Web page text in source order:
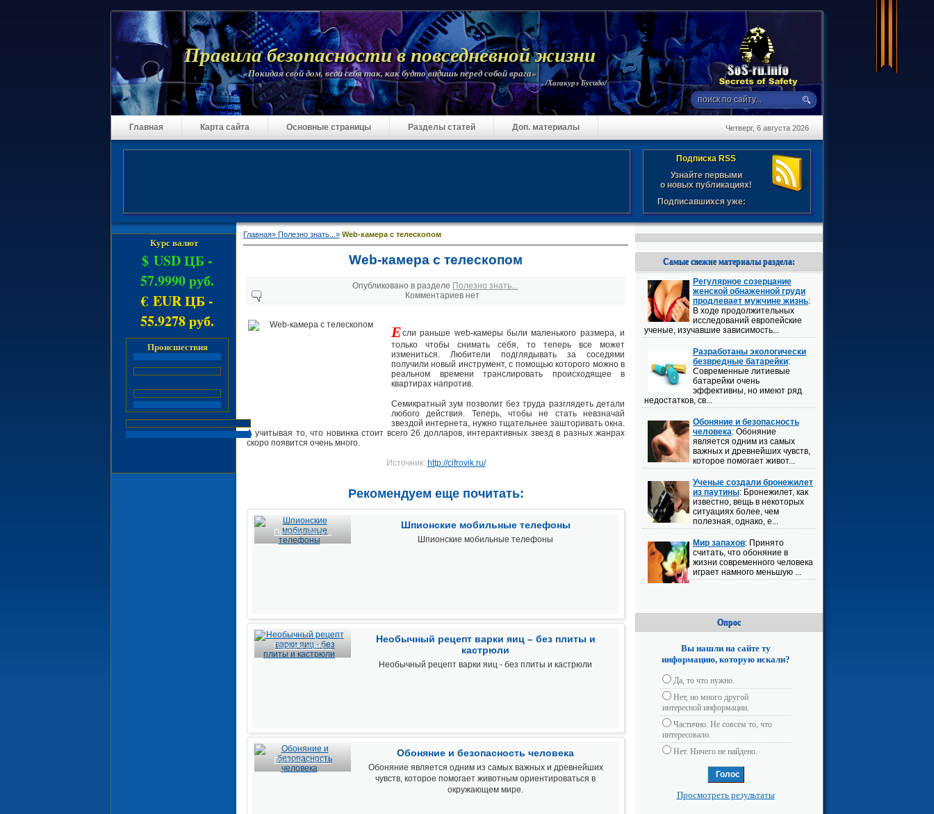
Подписка RSS
Узнайте первыми
о новых публикациях!
Подписавшихся уже:
Главная» Полезно знать...» Web-камера с телескопом
Web-камера с телескопом
Опубликовано в разделе Полезно знать...
Комментариев нет
Если раньше web-камеры были маленького размера, и
только чтобы снимать себя, то теперь все может
измениться. Любители подглядывать за соседями
получили новый инструмент, с помощью которого можно в
реальном времени транслировать происходящее в
квартирах напротив.
Семикратный зум позволит без труда разглядеть детали
любого действия. Теперь, чтобы не стать невзначай
звездой интернета, нужно тщательнее зашторивать окна.
А учитывая то, что новинка стоит всего 26 долларов, интерактивных звезд в разных жанрах
скоро появится очень много.
Источник: http://cifrovik.ru/
Рекомендуем еще почитать:
Полезно знать...
Шпионские мобильные телефоны
Шпионские мобильные телефоны
Полезно знать...
Необычный рецепт варки яиц – без плиты и
кастрюли
Необычный рецепт варки яиц - без плиты и кастрюли
Полезно знать...
Обоняние и безопасность человека
Обоняние является одним из самых важных и древнейших
чувств, которое помогает животным ориентироваться в
окружающем мире.
Курс валют
$ USD ЦБ -
57.9990 руб.
€ EUR ЦБ -
55.9278 руб.
Происшествия
Самые свежие материалы раздела:
Регулярное созерцание
женской обнаженной груди
продлевает мужчине жизнь:
В ходе продолжительных
исследований европейские
ученые, изучавшие зависимость...
Разработаны экологически
безвредные батарейки:
Современные литиевые
батарейки очень
эффективны, но имеют ряд
недостатков, св...
Обоняние и безопасность
человека: Обоняние
является одним из самых
важных и древнейших чувств,
которое помогает живот...
Ученые создали бронежилет
из паутины: Бронежилет, как
известно, вещь в некоторых
ситуациях более, чем
полезная, однако, е...
Мир запахов: Принято
считать, что обоняние в
жизни современного человека
играет намного меньшую ...
Опрос
Вы нашли на сайте ту
информацию, которую искали?
Да, то что нужно.
Нет, но много другой
интересной информации.
Частично. Не совсем то, что
интересовало.
Нет. Ничего не найдено.
Просмотреть результаты
Правила безопасности в повседневной жизни
«Покидая свой дом, веди себя так, как будто видишь перед собой врага»
/Хагакурэ Бусидо/
Главная Карта сайта Основные страницы Разделы статей Доп. материалы Четверг, 6 августа 2026